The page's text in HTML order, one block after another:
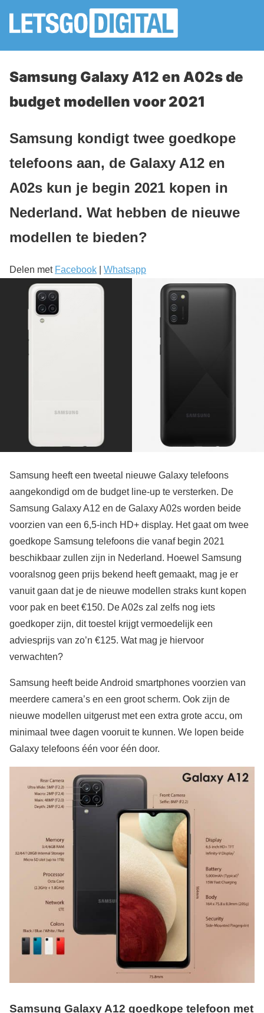
Samsung Galaxy A12 en A02s de
budget modellen voor 2021
Samsung kondigt twee goedkope
telefoons aan, de Galaxy A12 en
A02s kun je begin 2021 kopen in
Nederland. Wat hebben de nieuwe
modellen te bieden?
Delen met Facebook Whatsapp
Samsung heeft een tweetal nieuwe Galaxy telefoons
aangekondigd om de budget line-up te versterken. De
Samsung Galaxy A12 en de Galaxy A02s worden beide
voorzien van een 6,5-inch HD+ display. Het gaat om twee
goedkope Samsung telefoons die vanaf begin 2021
beschikbaar zullen zijn in Nederland. Hoewel Samsung
vooralsnog geen prijs bekend heeft gemaakt, mag je er
vanuit gaan dat je de nieuwe modellen straks kunt kopen
voor pak en beet €150. De A02s zal zelfs nog iets
goedkoper zijn, dit toestel krijgt vermoedelijk een
adviesprijs van zo’n €125. Wat mag je hiervoor
verwachten?
Samsung heeft beide Android smartphones voorzien van
meerdere camera’s en een groot scherm. Ook zijn de
nieuwe modellen uitgerust met een extra grote accu, om
minimaal twee dagen vooruit te kunnen. We lopen beide
Galaxy telefoons één voor één door.
Samsung Galaxy A12 goedkope telefoon met